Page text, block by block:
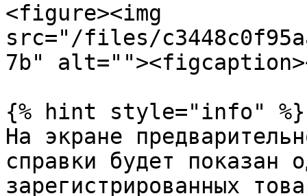
<figure><img
src="/files/
7b"
{% hint style="info" %}
На экране
справки будет показан
зарегистрированных